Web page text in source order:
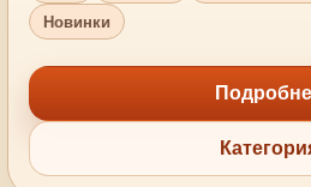
Новинки